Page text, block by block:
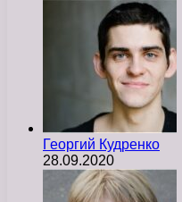
Георгий Кудренко
28.09.2020